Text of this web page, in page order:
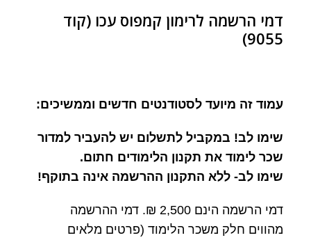
דמי הרשמה לרימון קמפוס עכו (קוד
9055)
עמוד זה מיועד לסטודנטים חדשים וממשיכים:
שימו לב! במקביל לתשלום יש להעביר למדור
שכר לימוד את תקנון הלימודים חתום.
שימו לב- ללא התקנון ההרשמה אינה בתוקף!
דמי הרשמה הינם 2,500 ₪. דמי ההרשמה
מהווים חלק משכר הלימוד (פרטים מלאים